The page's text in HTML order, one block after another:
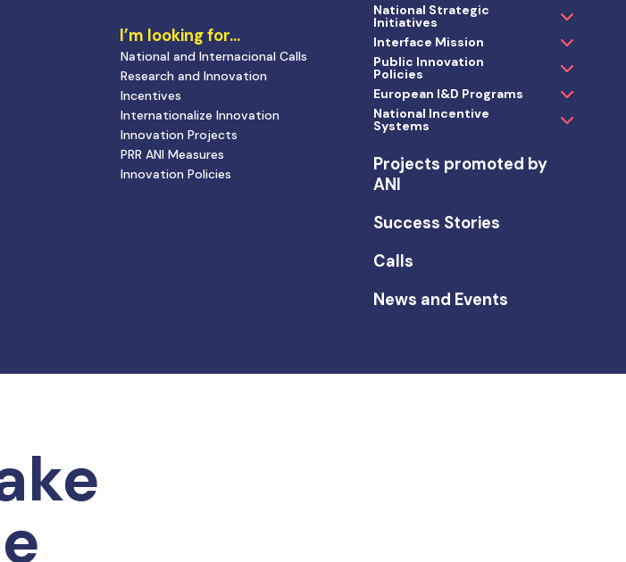
I’m looking for…
National and Internacional Calls
Research and Innovation
Incentives
Internationalize Innovation
Innovation Projects
PRR ANI Measures
Innovation Policies
National Strategic
Initiatives
Interface Mission
Public Innovation
Policies
European I&D Programs
National Incentive
Systems
Projects promoted by
ANI
Success Stories
Calls
News and Events